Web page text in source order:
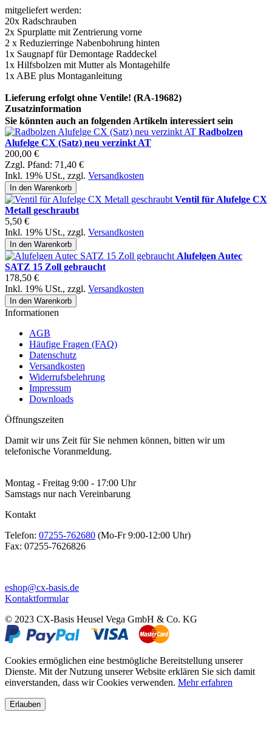
mitgeliefert werden:
20x Radschrauben
2x Spurplatte mit Zentrierung vorne
2 x Reduzierringe Nabenbohrung hinten
1x Saugnapf für Demontage Raddeckel
1x Hilfsbolzen mit Mutter als Montagehilfe
1x ABE plus Montaganleitung
Lieferung erfolgt ohne Ventile! (RA-19682)
Zusatzinformation
Sie könnten auch an folgenden Artikeln interessiert sein
Radbolzen
Alufelge CX (Satz) neu verzinkt AT
200,00 €
Zzgl. Pfand: 71,40 €
Inkl. 19% USt., zzgl. Versandkosten
In den Warenkorb
Ventil für Alufelge CX
Metall geschraubt
5,50 €
Inkl. 19% USt., zzgl. Versandkosten
In den Warenkorb
Alufelgen Autec
SATZ 15 Zoll gebraucht
178,50 €
Inkl. 19% USt., zzgl. Versandkosten
In den Warenkorb
Informationen
AGB
Häufige Fragen (FAQ)
Datenschutz
Versandkosten
Widerrufsbelehrung
Impressum
Downloads
Öffnungszeiten
Damit wir uns Zeit für Sie nehmen können, bitten wir um
telefonische Voranmeldung.
Montag - Freitag 9:00 - 17:00 Uhr
Samstags nur nach Vereinbarung
Kontakt
Telefon: 07255-762680 (Mo-Fr 9:00-12:00 Uhr)
Fax: 07255-7626826
eshop@cx-basis.de
Kontaktformular
© 2023 CX-Basis Heusel Vega GmbH & Co. KG
Cookies ermöglichen eine bestmögliche Bereitstellung unserer
Dienste. Mit der Nutzung unserer Website erklären Sie sich damit
einverstanden, dass wir Cookies verwenden. Mehr erfahren
Erlauben